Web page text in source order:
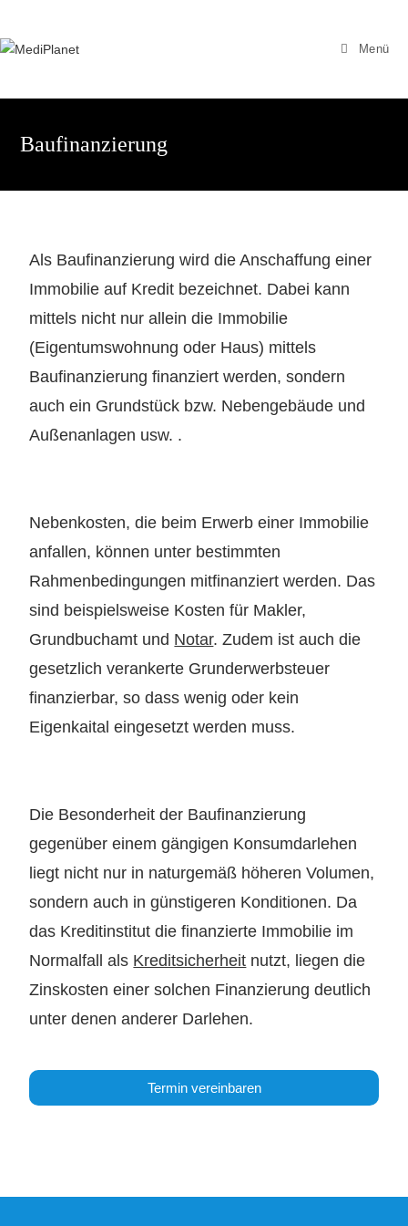
Menü
Baufinanzierung
Als Baufinanzierung wird die Anschaffung einer
Immobilie auf Kredit bezeichnet. Dabei kann
mittels nicht nur allein die Immobilie
(Eigentumswohnung oder Haus) mittels
Baufinanzierung finanziert werden, sondern
auch ein Grundstück bzw. Nebengebäude und
Außenanlagen usw. .
Nebenkosten, die beim Erwerb einer Immobilie
anfallen, können unter bestimmten
Rahmenbedingungen mitfinanziert werden. Das
sind beispielsweise Kosten für Makler,
Grundbuchamt und Notar. Zudem ist auch die
gesetzlich verankerte Grunderwerbsteuer
finanzierbar, so dass wenig oder kein
Eigenkaital eingesetzt werden muss.
Die Besonderheit der Baufinanzierung
gegenüber einem gängigen Konsumdarlehen
liegt nicht nur in naturgemäß höheren Volumen,
sondern auch in günstigeren Konditionen. Da
das Kreditinstitut die finanzierte Immobilie im
Normalfall als Kreditsicherheit nutzt, liegen die
Zinskosten einer solchen Finanzierung deutlich
unter denen anderer Darlehen.
Termin vereinbaren